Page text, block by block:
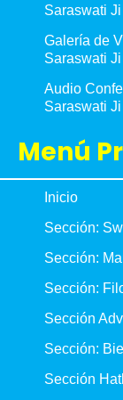
Saraswati
Galería de
Saraswati
Audio
Saraswati
Menú
Inicio
Sección:
Sección:
Sección:
Sección
Sección:
Sección